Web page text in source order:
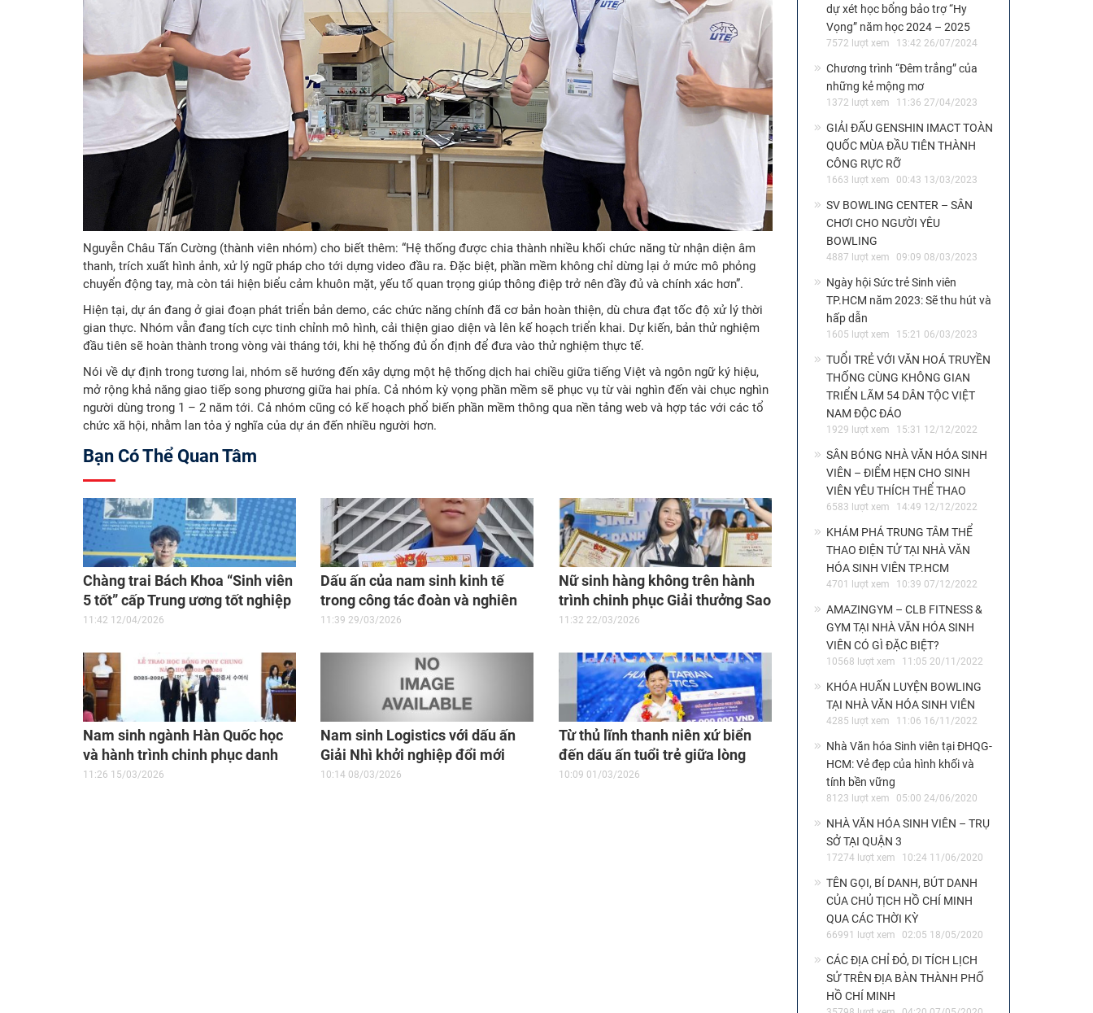
Nguyễn Châu Tấn Cường (thành viên nhóm) cho biết thêm: “Hệ thống được chia thành nhiều khối chức năng từ nhận diện âm
thanh, trích xuất hình ảnh, xử lý ngữ pháp cho tới dựng video đầu ra. Đặc biệt, phần mềm không chỉ dừng lại ở mức mô phỏng
chuyển động tay, mà còn tái hiện biểu cảm khuôn mặt, yếu tố quan trọng giúp thông điệp trở nên đầy đủ và chính xác hơn”.
Hiện tại, dự án đang ở giai đoạn phát triển bản demo, các chức năng chính đã cơ bản hoàn thiện, dù chưa đạt tốc độ xử lý thời
gian thực. Nhóm vẫn đang tích cực tinh chỉnh mô hình, cải thiện giao diện và lên kế hoạch triển khai. Dự kiến, bản thử nghiệm
đầu tiên sẽ hoàn thành trong vòng vài tháng tới, khi hệ thống đủ ổn định để đưa vào thử nghiệm thực tế.
Nói về dự định trong tương lai, nhóm sẽ hướng đến xây dựng một hệ thống dịch hai chiều giữa tiếng Việt và ngôn ngữ ký hiệu,
mở rộng khả năng giao tiếp song phương giữa hai phía. Cả nhóm kỳ vọng phần mềm sẽ phục vụ từ vài nghìn đến vài chục nghìn
người dùng trong 1 – 2 năm tới. Cả nhóm cũng có kế hoạch phổ biến phần mềm thông qua nền tảng web và hợp tác với các tổ
chức xã hội, nhằm lan tỏa ý nghĩa của dự án đến nhiều người hơn.
Bạn Có Thể Quan Tâm
Chàng trai Bách Khoa “Sinh viên
5 tốt” cấp Trung ương tốt nghiệp
GPA 3.9
11:42 12/04/2026
Dấu ấn của nam sinh kinh tế
trong công tác đoàn và nghiên
cứu khoa học
11:39 29/03/2026
Nữ sinh hàng không trên hành
trình chinh phục Giải thưởng Sao
Tháng Giêng
11:32 22/03/2026
Nam sinh ngành Hàn Quốc học
và hành trình chinh phục danh
hiệu “Sinh viên 5 tốt”
11:26 15/03/2026
Nam sinh Logistics với dấu ấn
Giải Nhì khởi nghiệp đổi mới
sáng tạo cấp quốc gia
10:14 08/03/2026
Từ thủ lĩnh thanh niên xứ biển
đến dấu ấn tuổi trẻ giữa lòng
thành phố
10:09 01/03/2026
dự xét học bổng bảo trợ “Hy
Vọng” năm học 2024 – 2025
7572 lượt xem 13:42 26/07/2024
Chương trình “Đêm trắng” của
những kẻ mộng mơ
1372 lượt xem 11:36 27/04/2023
GIẢI ĐẤU GENSHIN IMACT TOÀN
QUỐC MÙA ĐẦU TIÊN THÀNH
CÔNG RỰC RỠ
1663 lượt xem 00:43 13/03/2023
SV BOWLING CENTER – SÂN
CHƠI CHO NGƯỜI YÊU
BOWLING
4887 lượt xem 09:09 08/03/2023
Ngày hội Sức trẻ Sinh viên
TP.HCM năm 2023: Sẽ thu hút và
hấp dẫn
1605 lượt xem 15:21 06/03/2023
TUỔI TRẺ VỚI VĂN HOÁ TRUYỀN
THỐNG CÙNG KHÔNG GIAN
TRIỂN LÃM 54 DÂN TỘC VIỆT
NAM ĐỘC ĐÁO
1929 lượt xem 15:31 12/12/2022
SÂN BÓNG NHÀ VĂN HÓA SINH
VIÊN – ĐIỂM HẸN CHO SINH
VIÊN YÊU THÍCH THỂ THAO
6583 lượt xem 14:49 12/12/2022
KHÁM PHÁ TRUNG TÂM THỂ
THAO ĐIỆN TỬ TẠI NHÀ VĂN
HÓA SINH VIÊN TP.HCM
4701 lượt xem 10:39 07/12/2022
AMAZINGYM – CLB FITNESS &
GYM TẠI NHÀ VĂN HÓA SINH
VIÊN CÓ GÌ ĐẶC BIỆT?
10568 lượt xem 11:05 20/11/2022
KHÓA HUẤN LUYỆN BOWLING
TẠI NHÀ VĂN HÓA SINH VIÊN
4285 lượt xem 11:06 16/11/2022
Nhà Văn hóa Sinh viên tại ĐHQG-
HCM: Vẻ đẹp của hình khối và
tính bền vững
8123 lượt xem 05:00 24/06/2020
NHÀ VĂN HÓA SINH VIÊN – TRỤ
SỞ TẠI QUẬN 3
17274 lượt xem 10:24 11/06/2020
TÊN GỌI, BÍ DANH, BÚT DANH
CỦA CHỦ TỊCH HỒ CHÍ MINH
QUA CÁC THỜI KỲ
66991 lượt xem 02:05 18/05/2020
CÁC ĐỊA CHỈ ĐỎ, DI TÍCH LỊCH
SỬ TRÊN ĐỊA BÀN THÀNH PHỐ
HỒ CHÍ MINH